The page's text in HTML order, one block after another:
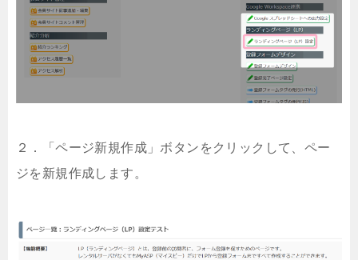
２．「ページ新規作成」ボタンをクリックして、ペー
ジを新規作成します。